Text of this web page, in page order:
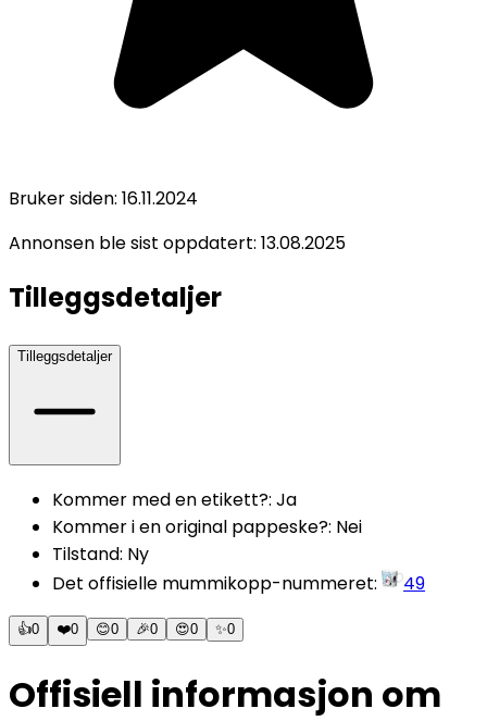
Bruker siden: 16.11.2024
Annonsen ble sist oppdatert: 13.08.2025
Tilleggsdetaljer
Tilleggsdetaljer
Kommer med en etikett?: Ja
Kommer i en original pappeske?: Nei
Tilstand: Ny
Det offisielle mummikopp-nummeret: 49
👍0 ❤️0 😊0 🎉0 😍0 ✨0
Offisiell informasjon om